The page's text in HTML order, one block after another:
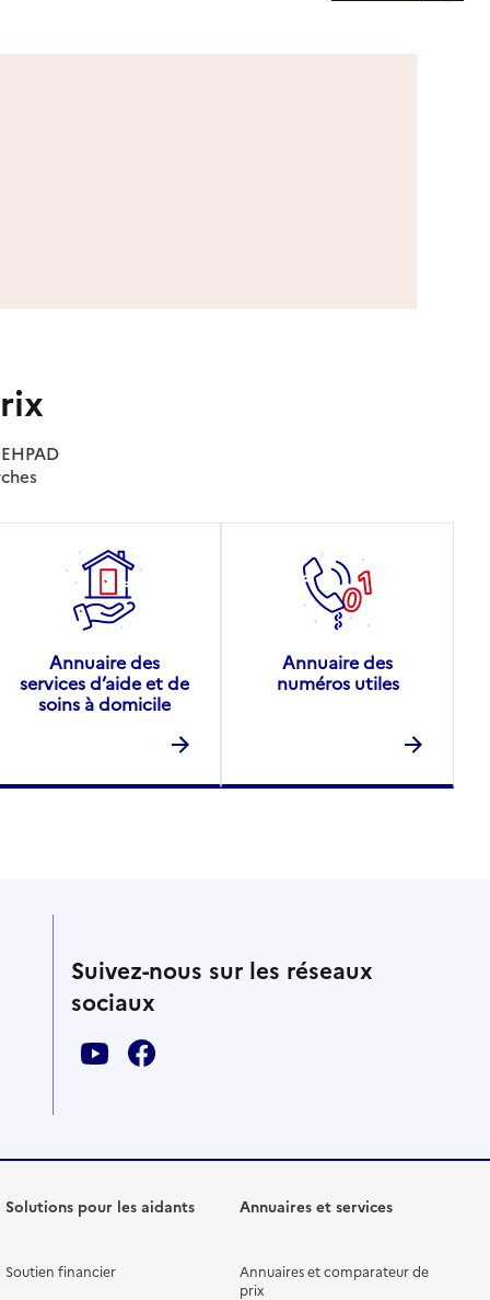
Annuaire des
services d’aide et de
soins à domicile
Annuaire des
numéros utiles
Suivez-nous sur les réseaux
sociaux
Solutions pour les aidants
Soutien financier
Annuaires et services
Annuaires et comparateur de
prix